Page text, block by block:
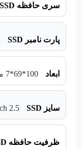
سری حافظه SSD
پارت نامبر SSD
ابعاد 100*69*7 میلی‌متر
سایز SSD 2.5 inch
ظرفیت حافظه SSD